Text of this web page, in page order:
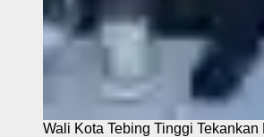
Wali Kota Tebing Tinggi